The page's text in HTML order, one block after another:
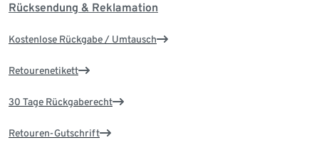
Rücksendung & Reklamation
Kostenlose Rückgabe / Umtausch
Retourenetikett
30 Tage Rückgaberecht
Retouren-Gutschrift